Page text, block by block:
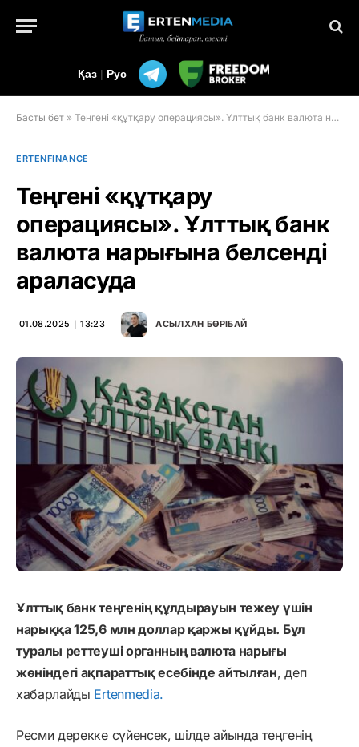
Қаз | Рус
Басты бет » Теңгені «құтқару операциясы». Ұлттық банк валюта нарығына белсенді араласуда
ERTENFINANCE
Теңгені «құтқару
операциясы». Ұлттық банк
валюта нарығына белсенді
араласуда
01.08.2025 ∣ 13:23 АСЫЛХАН БӨРІБАЙ
Ұлттық банк теңгенің құлдырауын тежеу үшін
нарыққа 125,6 млн доллар қаржы құйды. Бұл
туралы реттеуші органның валюта нарығы
жөніндегі ақпараттық есебінде айтылған, деп
хабарлайды Ertenmedia.
Ресми дерекке сүйенсек, шілде айында теңгенің